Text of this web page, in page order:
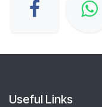
Useful Links